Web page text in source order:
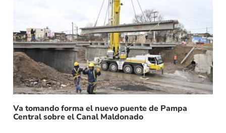
Va tomando forma el nuevo puente de Pampa
Central sobre el Canal Maldonado